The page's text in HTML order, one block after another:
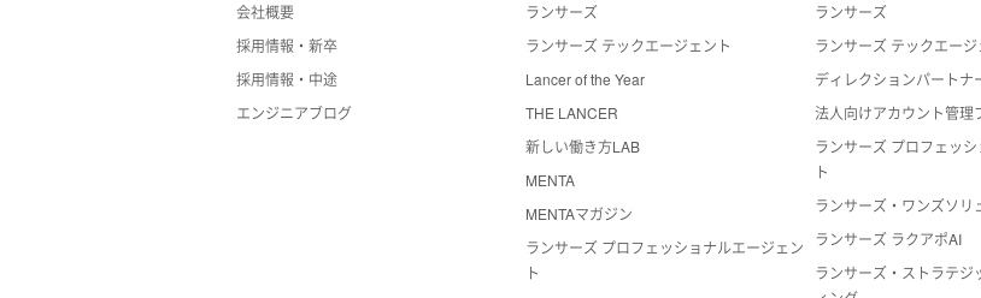
会社概要
採用情報・新卒
採用情報・中途
エンジニアブログ
ランサーズ
ランサーズ テックエージェント
Lancer of the Year
THE LANCER
新しい働き方LAB
MENTA
MENTAマガジン
ランサーズ プロフェッショナルエージェン
ト
ランサーズ
ランサーズ テックエージ
ディレクションパートナ
法人向けアカウント管理
ランサーズ プロフェッ
ト
ランサーズ・ワンズソリ
ランサーズ ラクアポAI
ランサーズ・ストラテジ